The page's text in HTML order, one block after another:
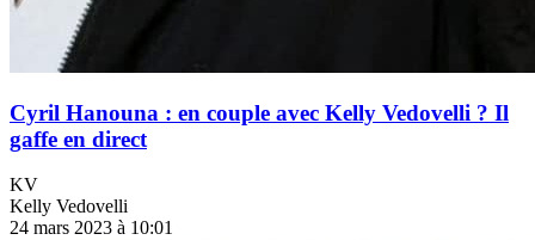
Cyril Hanouna : en couple avec Kelly Vedovelli ? Il
gaffe en direct
KV
Kelly Vedovelli
24 mars 2023 à 10:01